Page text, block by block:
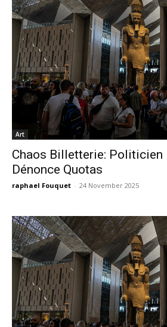
Art
Chaos Billetterie: Politicien
Dénonce Quotas
raphael Fouquet - 24 November 2025